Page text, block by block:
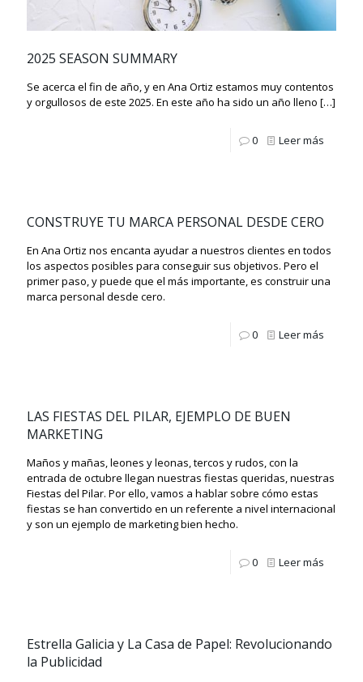
2025 SEASON SUMMARY
Se acerca el fin de año, y en Ana Ortiz estamos muy contentos
y orgullosos de este 2025. En este año ha sido un año lleno […]
0 Leer más
CONSTRUYE TU MARCA PERSONAL DESDE CERO
En Ana Ortiz nos encanta ayudar a nuestros clientes en todos
los aspectos posibles para conseguir sus objetivos. Pero el
primer paso, y puede que el más importante, es construir una
marca personal desde cero.
0 Leer más
LAS FIESTAS DEL PILAR, EJEMPLO DE BUEN
MARKETING
Maños y mañas, leones y leonas, tercos y rudos, con la
entrada de octubre llegan nuestras fiestas queridas, nuestras
Fiestas del Pilar. Por ello, vamos a hablar sobre cómo estas
fiestas se han convertido en un referente a nivel internacional
y son un ejemplo de marketing bien hecho.
0 Leer más
Estrella Galicia y La Casa de Papel: Revolucionando
la Publicidad